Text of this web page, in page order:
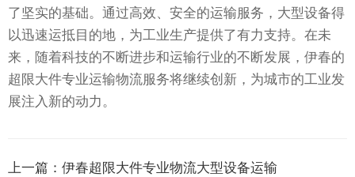
了坚实的基础。通过高效、安全的运输服务，大型设备得
以迅速运抵目的地，为工业生产提供了有力支持。在未
来，随着科技的不断进步和运输行业的不断发展，伊春的
超限大件专业运输物流服务将继续创新，为城市的工业发
展注入新的动力。
上一篇： 伊春超限大件专业物流大型设备运输